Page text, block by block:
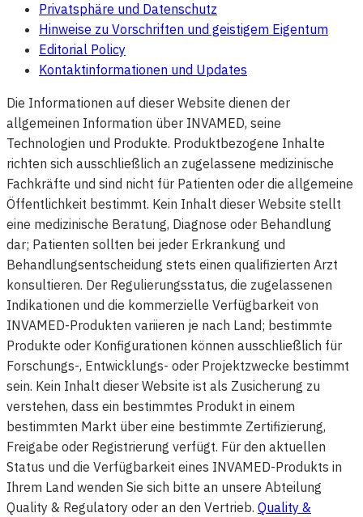
Privatsphäre und Datenschutz
Hinweise zu Vorschriften und geistigem Eigentum
Editorial Policy
Kontaktinformationen und Updates
Die Informationen auf dieser Website dienen der
allgemeinen Information über INVAMED, seine
Technologien und Produkte. Produktbezogene Inhalte
richten sich ausschließlich an zugelassene medizinische
Fachkräfte und sind nicht für Patienten oder die allgemeine
Öffentlichkeit bestimmt. Kein Inhalt dieser Website stellt
eine medizinische Beratung, Diagnose oder Behandlung
dar; Patienten sollten bei jeder Erkrankung und
Behandlungsentscheidung stets einen qualifizierten Arzt
konsultieren. Der Regulierungsstatus, die zugelassenen
Indikationen und die kommerzielle Verfügbarkeit von
INVAMED-Produkten variieren je nach Land; bestimmte
Produkte oder Konfigurationen können ausschließlich für
Forschungs-, Entwicklungs- oder Projektzwecke bestimmt
sein. Kein Inhalt dieser Website ist als Zusicherung zu
verstehen, dass ein bestimmtes Produkt in einem
bestimmten Markt über eine bestimmte Zertifizierung,
Freigabe oder Registrierung verfügt. Für den aktuellen
Status und die Verfügbarkeit eines INVAMED-Produkts in
Ihrem Land wenden Sie sich bitte an unsere Abteilung
Quality & Regulatory oder an den Vertrieb. Quality &